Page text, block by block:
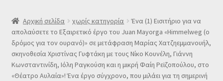
SLIDER
Subscription Settings
Δελτίο νέων
Αρχική σελίδα χωρίς κατηγορία
Ένα (1) Εισιτήριο για να
απολαύσετε το Εξαιρετικό έργο του Juan Mayorga «Himmelweg (ο
δρόμος για τον ουρανό)» σε μετάφραση Μαρίας Χατζηεμμανουήλ,
σκηνοθεσία Χριστίνας Γυφτάκη με τους Νίκο Κουνέλη, Γιάννη
Κωνσταντινίδη, Ιόλη Ραγκούση και η μικρή Φαίη Ρεϊζοπούλου, στο
«Θέατρο Αυλαία»! Ένα έργο σύγχρονο, που μιλάει για τη σημερινή